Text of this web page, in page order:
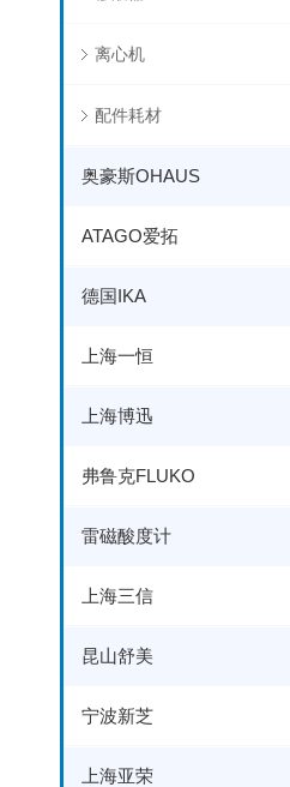
离心机
配件耗材
奥豪斯OHAUS
ATAGO爱拓
德国IKA
上海一恒
上海博迅
弗鲁克FLUKO
雷磁酸度计
上海三信
昆山舒美
宁波新芝
上海亚荣